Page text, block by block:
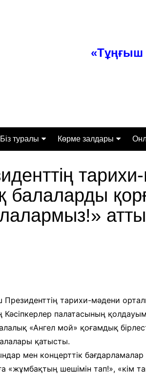
«Тұңғыш
Біз туралы
Құрылымы
Қызмет орталығы
жұмыс
Ғылыми-
және
Жұмыс кестесі
Байланыс
Көрме залдары
Өз заманының перзенті
Тұлғаның ерен қабілеті
Қазақстанның құрыш
келбеті
тарихи-мәдени
палатасының
«Ангел мой» қоғамдық
қатысты.
мен концерттік
«жұмбақтың шешімін тап!», «кім